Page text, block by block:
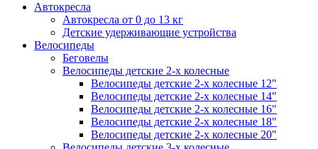
Автокресла
Автокресла от 0 до 13 кг
Детские удерживающие устройства
Велосипеды
Беговелы
Велосипеды детские 2-х колесные
Велосипеды детские 2-х колесные 12"
Велосипеды детские 2-х колесные 14"
Велосипеды детские 2-х колесные 16"
Велосипеды детские 2-х колесные 18"
Велосипеды детские 2-х колесные 20"